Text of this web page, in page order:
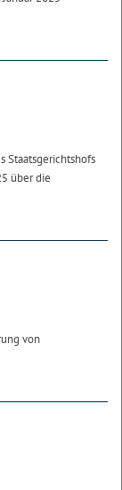
Staatsgerichtshofs
über die
von